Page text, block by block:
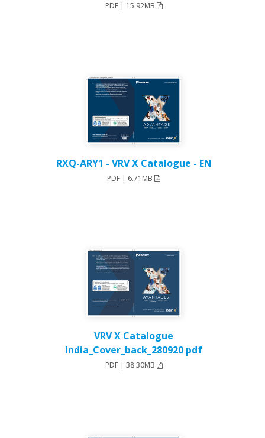
RXQ-ARY1 - VRV X Catalogue - EN
VRV X Catalogue
India_Cover_back_280920 pdf